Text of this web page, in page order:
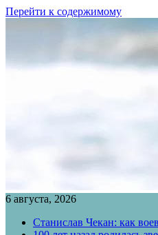
Перейти к содержимому
6 августа, 2026
Станислав Чекан: как